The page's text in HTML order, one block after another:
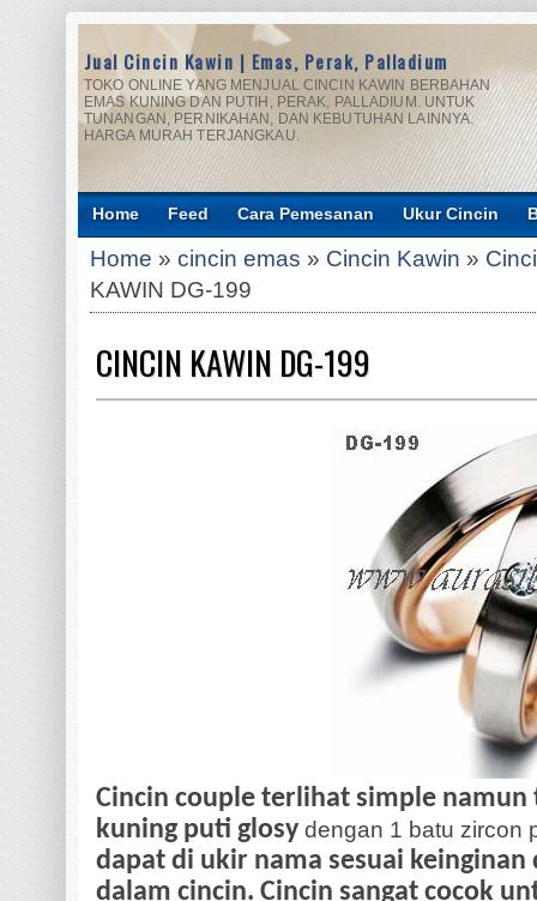
Jual Cincin Kawin | Emas, Perak, Palladium
TOKO ONLINE YANG MENJUAL CINCIN KAWIN BERBAHAN
EMAS KUNING DAN PUTIH, PERAK, PALLADIUM. UNTUK
TUNANGAN, PERNIKAHAN, DAN KEBUTUHAN LAINNYA.
HARGA MURAH TERJANGKAU.
Home Feed Cara Pemesanan Ukur Cincin
Home » cincin emas » Cincin Kawin »
KAWIN DG-199
CINCIN KAWIN DG-199
Cincin couple terlihat simple
kuning puti glosy dengan 1 batu zircon
dapat di ukir nama sesuai
dalam cincin. Cincin sangat cocok